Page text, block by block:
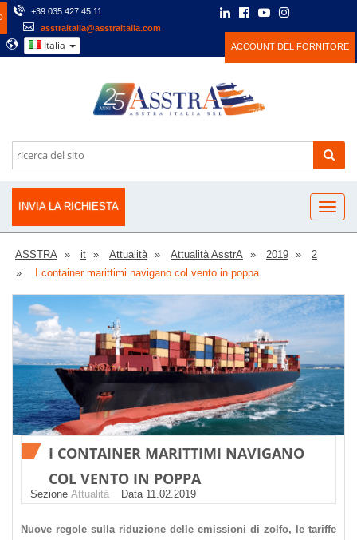
+39 035 427 45 11
asstraitalia@asstraitalia.com
Italia ACCOUNT DEL FORNITORE
INVIA LA RICHIESTA
ASSTRA it Attualità Attualità AsstrA 2019
2
I container marittimi navigano col vento in poppa
I CONTAINER MARITTIMI NAVIGANO
COL VENTO IN POPPA
Sezione Attualità Datа 11.02.2019
Nuove regole sulla riduzione delle emissioni di zolfo, le tariffe